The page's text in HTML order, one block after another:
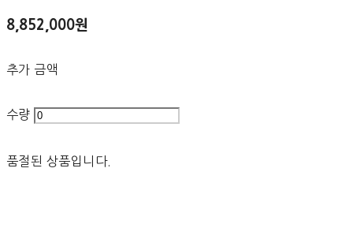
8,852,000원
추가 금액
수량
품절된 상품입니다.